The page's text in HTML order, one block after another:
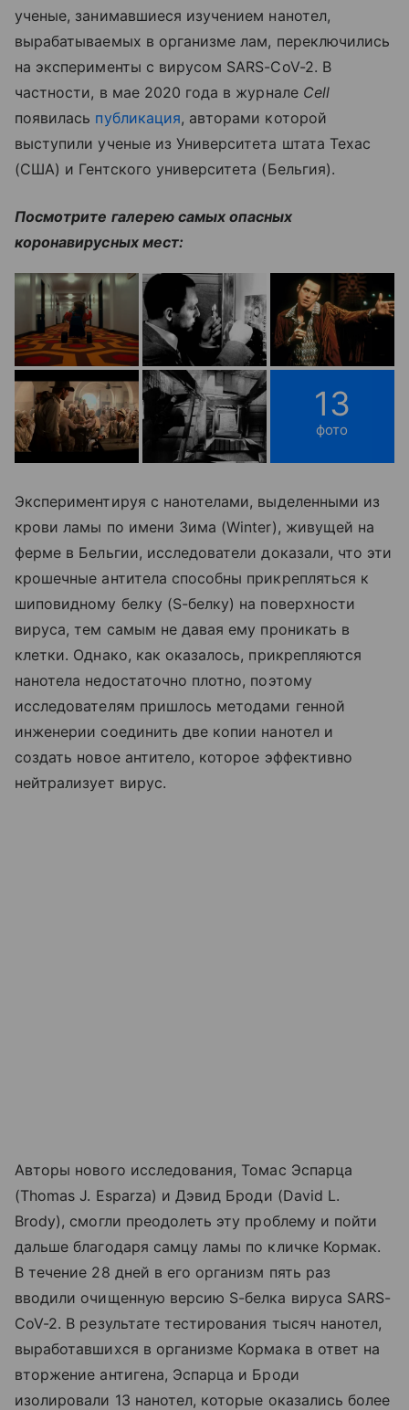
ученые, занимавшиеся изучением нанотел,
вырабатываемых в организме лам, переключились
на эксперименты с вирусом SARS-CoV-2. В
частности, в мае 2020 года в журнале Cell
появилась публикация, авторами которой
выступили ученые из Университета штата Техас
(США) и Гентского университета (Бельгия).
Посмотрите галерею самых опасных
коронавирусных мест:
13
фото
Экспериментируя с нанотелами, выделенными из
крови ламы по имени Зима (Winter), живущей на
ферме в Бельгии, исследователи доказали, что эти
крошечные антитела способны прикрепляться к
шиповидному белку (S-белку) на поверхности
вируса, тем самым не давая ему проникать в
клетки. Однако, как оказалось, прикрепляются
нанотела недостаточно плотно, поэтому
исследователям пришлось методами генной
инженерии соединить две копии нанотел и
создать новое антитело, которое эффективно
нейтрализует вирус.
Авторы нового исследования, Томас Эспарца
(Thomas J. Esparza) и Дэвид Броди (David L.
Brody), смогли преодолеть эту проблему и пойти
дальше благодаря самцу ламы по кличке Кормак.
В течение 28 дней в его организм пять раз
вводили очищенную версию S-белка вируса SARS-
CoV-2. В результате тестирования тысяч нанотел,
выработавшихся в организме Кормака в ответ на
вторжение антигена, Эспарца и Броди
изолировали 13 нанотел, которые оказались более